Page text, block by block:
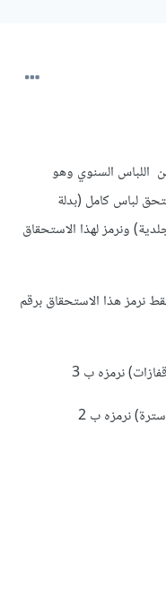
اللباس السنوي وهو
لباس كامل (بدلة
ونرمز لهذا الاستحقاق
نرمز هذا الاستحقاق برقم
نرمزه ب 3
نرمزه ب 2